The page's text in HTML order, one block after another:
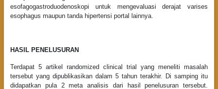
esofagogastroduodenoskopi untuk mengevaluasi derajat varises
esophagus maupun tanda hipertensi portal lainnya.
HASIL PENELUSURAN
Terdapat 5 artikel randomized clinical trial yang meneliti masalah
tersebut yang dipublikasikan dalam 5 tahun terakhir. Di samping itu
didapatkan pula 2 meta analisis dari hasil penelusuran tersebut.